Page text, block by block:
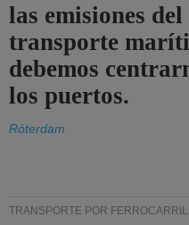
las emisiones del
transporte
debemos
los puertos.
Róterdam
TRANSPORTE POR FERROCARRIL